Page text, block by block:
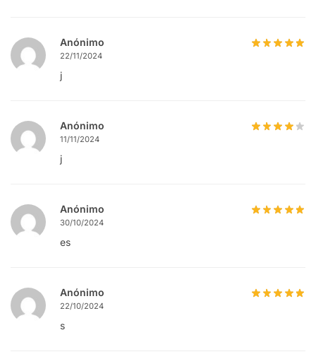
Anónimo
22/11/2024
j
Anónimo
11/11/2024
j
Anónimo
30/10/2024
es
Anónimo
22/10/2024
s